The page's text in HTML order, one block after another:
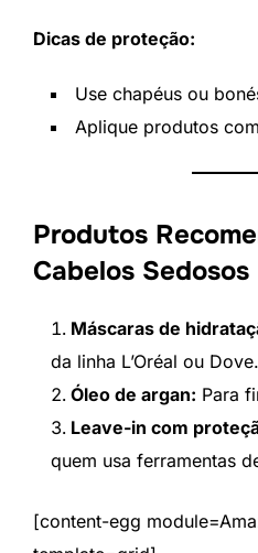
Dicas de proteção:
Use chapéus ou
Aplique produtos
Produtos
Cabelos Sedosos
Máscaras de
da linha L’Oréal ou Dove.
Óleo de argan: Para
Leave-in com
quem usa ferramentas
[content-egg